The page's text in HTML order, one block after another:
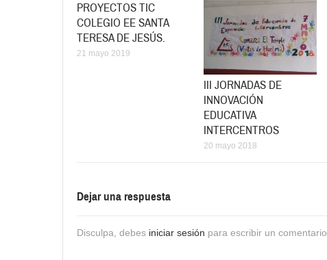
PROYECTOS TIC
COLEGIO EE SANTA
TERESA DE JESÚS.
21 mayo 2019
III JORNADAS DE
INNOVACIÓN
EDUCATIVA
INTERCENTROS
20 mayo 2018
Dejar una respuesta
Disculpa, debes iniciar sesión para escribir un comentario.